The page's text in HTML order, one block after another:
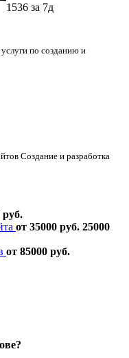
1536 за 7д
по созданию и
Создание и разработка
руб.
от 35000 руб. 25000
от 85000 руб.